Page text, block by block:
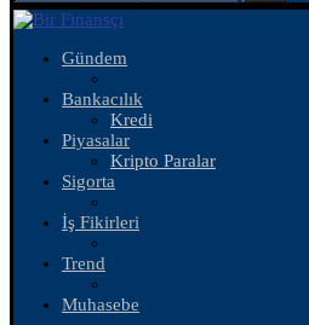
Gündem
Bankacılık
Kredi
Piyasalar
Kripto Paralar
Sigorta
İş Fikirleri
Trend
Muhasebe